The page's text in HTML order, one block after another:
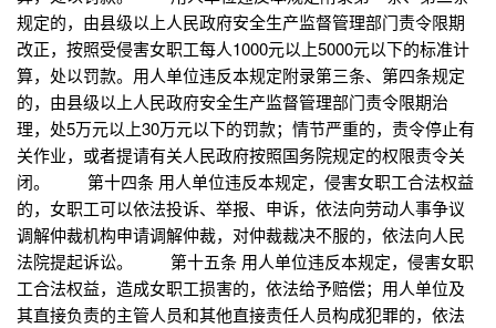
规定的，由县级以上人民政府安全生产监督管理部门责令限期
改正，按照受侵害女职工每人1000元以上5000元以下的标准计
算，处以罚款。用人单位违反本规定附录第三条、第四条规定
的，由县级以上人民政府安全生产监督管理部门责令限期治
理，处5万元以上30万元以下的罚款；情节严重的，责令停止有
关作业，或者提请有关人民政府按照国务院规定的权限责令关
闭。 第十四条 用人单位违反本规定，侵害女职工合法权益
的，女职工可以依法投诉、举报、申诉，依法向劳动人事争议
调解仲裁机构申请调解仲裁，对仲裁裁决不服的，依法向人民
法院提起诉讼。 第十五条 用人单位违反本规定，侵害女职
工合法权益，造成女职工损害的，依法给予赔偿；用人单位及
其直接负责的主管人员和其他直接责任人员构成犯罪的，依法